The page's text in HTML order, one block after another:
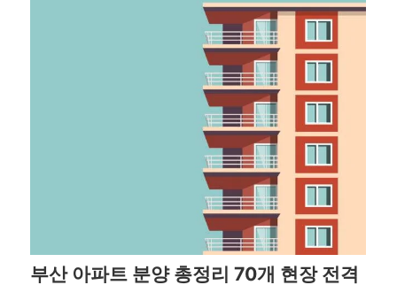
부산 아파트 분양 총정리 70개 현장 전격